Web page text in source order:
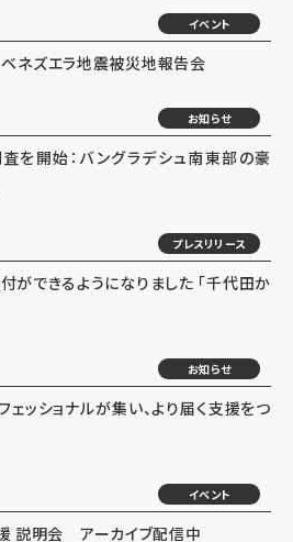
イベント
ネズエラ地震被災地報告会
お知らせ
を開始：バングラデシュ南東部の豪
プレスリリース
ができるようになりました 「千代田か
お知らせ
ェッショナルが集い、より届く支援をつ
イベント
説明会 アーカイブ配信中